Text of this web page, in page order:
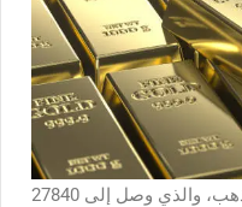
سوف نطّلع الآن على سعر الجنيه الذهب، والذي وصل إلى 27840